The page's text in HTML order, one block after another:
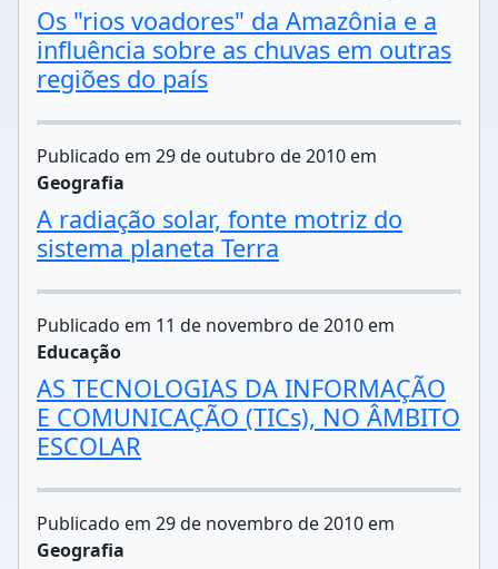
Os "rios voadores" da Amazônia e a
influência sobre as chuvas em outras
regiões do país
Publicado em 29 de outubro de 2010 em
Geografia
A radiação solar, fonte motriz do
sistema planeta Terra
Publicado em 11 de novembro de 2010 em
Educação
AS TECNOLOGIAS DA INFORMAÇÃO
E COMUNICAÇÃO (TICs), NO ÂMBITO
ESCOLAR
Publicado em 29 de novembro de 2010 em
Geografia